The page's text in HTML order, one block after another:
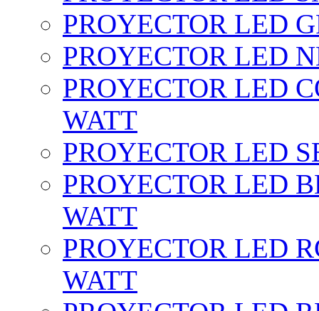
PROYECTOR LED
PROYECTOR LED
PROYECTOR LED
WATT
PROYECTOR LED
PROYECTOR LED
WATT
PROYECTOR LED
WATT